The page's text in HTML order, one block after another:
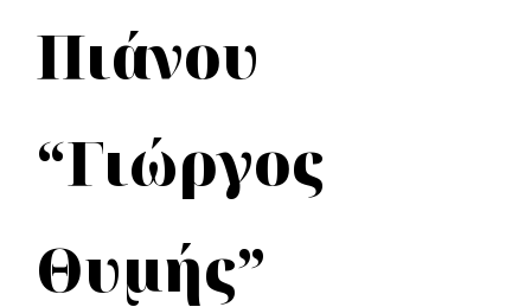
Πιάνου
“Γιώργος
Θυμής”